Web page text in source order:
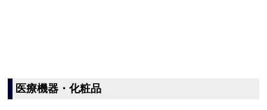
医療機器・化粧品